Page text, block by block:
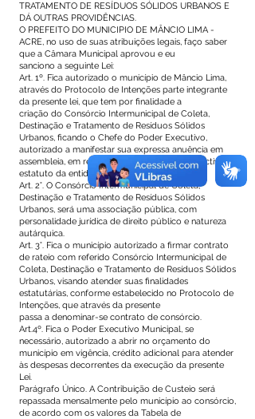
TRATAMENTO DE RESÍDUOS SÓLIDOS URBANOS E
DÁ OUTRAS PROVIDÊNCIAS.
O PREFEITO DO MUNICIPIO DE MÂNCIO LIMA -
ACRE, no uso de suas atribuições legais, faço saber
que a Câmara Municipal aprovou e eu
sanciono a seguinte Lei:
Art. 1º. Fica autorizado o município de Mâncio Lima,
através do Protocolo de Intenções parte integrante
da presente lei, que tem por finalidade a
criação do Consórcio Intermunicipal de Coleta,
Destinação e Tratamento de Resíduos Sólidos
Urbanos, ficando o Chefe do Poder Executivo,
autorizado a manifestar sua expressa anuência em
assembleia, em relação a aprovação do respectivo
estatuto da entidade.
Art. 2°. O Consórcio Intermunicipal de Coleta,
Destinação e Tratamento de Resíduos Sólidos
Urbanos, será uma associação pública, com
personalidade jurídica de direito público e natureza
autárquica.
Art. 3°. Fica o município autorizado a firmar contrato
de rateio com referido Consórcio Intermunicipal de
Coleta, Destinação e Tratamento de Resíduos Sólidos
Urbanos, visando atender suas finalidades
estatutárias, conforme estabelecido no Protocolo de
Intenções, que através da presente
passa a denominar-se contrato de consórcio.
Art.4º. Fica o Poder Executivo Municipal, se
necessário, autorizado a abrir no orçamento do
município em vigência, crédito adicional para atender
às despesas decorrentes da execução da presente
Lei.
Parágrafo Único. A Contribuição de Custeio será
repassada mensalmente pelo município ao consórcio,
de acordo com os valores da Tabela de